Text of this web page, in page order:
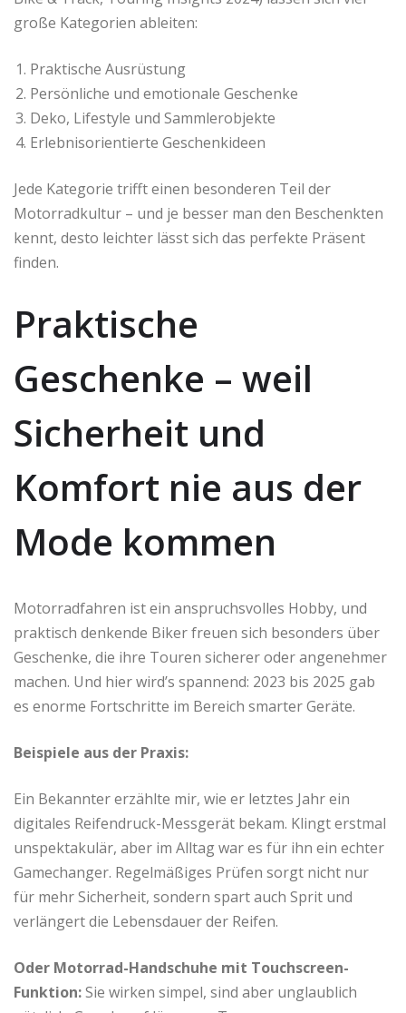
große Kategorien ableiten:
Praktische Ausrüstung
Persönliche und emotionale Geschenke
Deko, Lifestyle und Sammlerobjekte
Erlebnisorientierte Geschenkideen
Jede Kategorie trifft einen besonderen Teil der
Motorradkultur – und je besser man den Beschenkten
kennt, desto leichter lässt sich das perfekte Präsent
finden.
Praktische
Geschenke – weil
Sicherheit und
Komfort nie aus der
Mode kommen
Motorradfahren ist ein anspruchsvolles Hobby, und
praktisch denkende Biker freuen sich besonders über
Geschenke, die ihre Touren sicherer oder angenehmer
machen. Und hier wird’s spannend: 2023 bis 2025 gab
es enorme Fortschritte im Bereich smarter Geräte.
Beispiele aus der Praxis:
Ein Bekannter erzählte mir, wie er letztes Jahr ein
digitales Reifendruck-Messgerät bekam. Klingt erstmal
unspektakulär, aber im Alltag war es für ihn ein echter
Gamechanger. Regelmäßiges Prüfen sorgt nicht nur
für mehr Sicherheit, sondern spart auch Sprit und
verlängert die Lebensdauer der Reifen.
Oder Motorrad-Handschuhe mit Touchscreen-
Funktion:Sie wirken simpel, sind aber unglaublich